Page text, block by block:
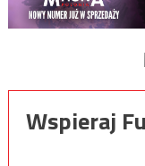
Wspieraj